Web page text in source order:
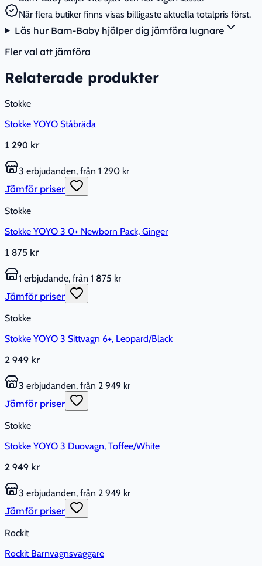
När flera butiker finns visas billigaste aktuella totalpris först.
Läs hur Barn-Baby hjälper dig jämföra lugnare
Fler val att jämföra
Relaterade produkter
Stokke
Stokke YOYO Ståbräda
1 290 kr
3 erbjudanden, från 1 290 kr
Jämför priser
Stokke
Stokke YOYO 3 0+ Newborn Pack, Ginger
1 875 kr
1 erbjudande, från 1 875 kr
Jämför priser
Stokke
Stokke YOYO 3 Sittvagn 6+, Leopard/Black
2 949 kr
3 erbjudanden, från 2 949 kr
Jämför priser
Stokke
Stokke YOYO 3 Duovagn, Toffee/White
2 949 kr
3 erbjudanden, från 2 949 kr
Jämför priser
Rockit
Rockit Barnvagnsvaggare